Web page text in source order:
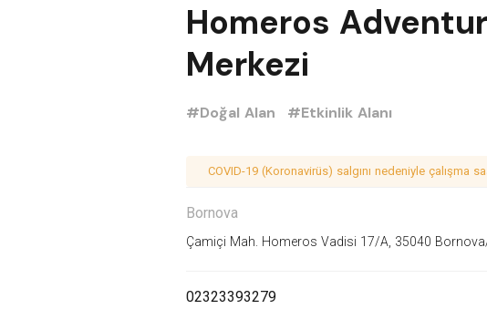
Homeros
Merkezi
#Doğal Alan #Etkinlik Alanı
COVID-19 (Koronavirüs) salgını nedeniyle çalışma
Bornova
Çamiçi Mah. Homeros Vadisi 17/A, 35040
02323393279